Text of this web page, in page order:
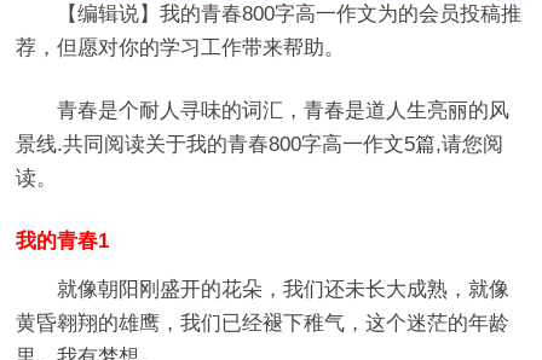
【编辑说】我的青春800字高一作文为的会员投稿推
荐，但愿对你的学习工作带来帮助。
青春是个耐人寻味的词汇，青春是道人生亮丽的风
景线.共同阅读关于我的青春800字高一作文5篇,请您阅
读。
我的青春1
就像朝阳刚盛开的花朵，我们还未长大成熟，就像
黄昏翱翔的雄鹰，我们已经褪下稚气，这个迷茫的年龄